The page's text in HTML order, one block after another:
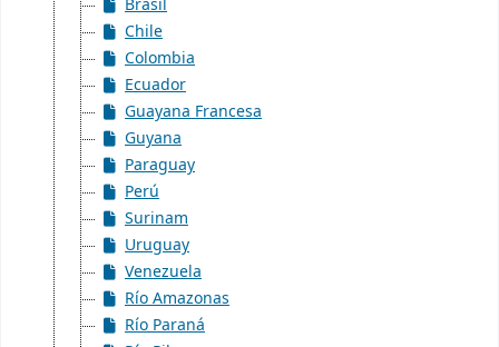
Brasil
Chile
Colombia
Ecuador
Guayana Francesa
Guyana
Paraguay
Perú
Surinam
Uruguay
Venezuela
Río Amazonas
Río Paraná